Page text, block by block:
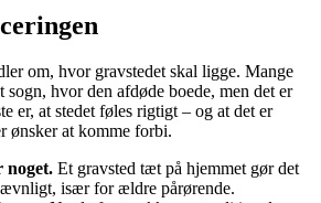
om, hvor gravstedet skal ligge. Mange
hvor den afdøde boede, men det er
er, at stedet føles rigtigt – og at det er
ønsker at komme forbi.
noget. Et gravsted tæt på hjemmet gør det
især for ældre pårørende.